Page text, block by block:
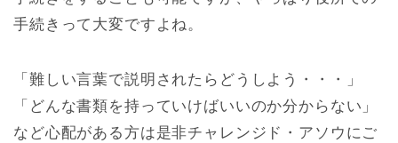
手続きって大変ですよね。
「難しい言葉で説明されたらどうしよう・・・」
「どんな書類を持っていけばいいのか分からない」
など心配がある方は是非チャレンジド・アソウにご